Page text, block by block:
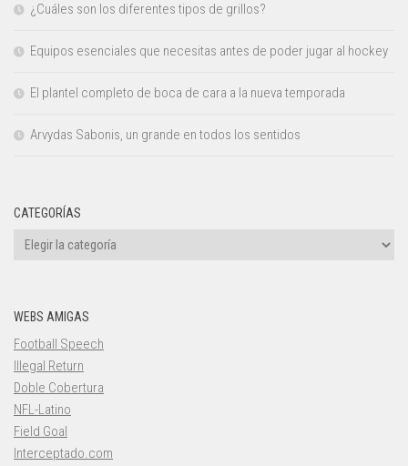
¿Cuáles son los diferentes tipos de grillos?
Equipos esenciales que necesitas antes de poder jugar al hockey
El plantel completo de boca de cara a la nueva temporada
Arvydas Sabonis, un grande en todos los sentidos
CATEGORÍAS
Categorías
WEBS AMIGAS
Football Speech
Illegal Return
Doble Cobertura
NFL-Latino
Field Goal
Interceptado.com